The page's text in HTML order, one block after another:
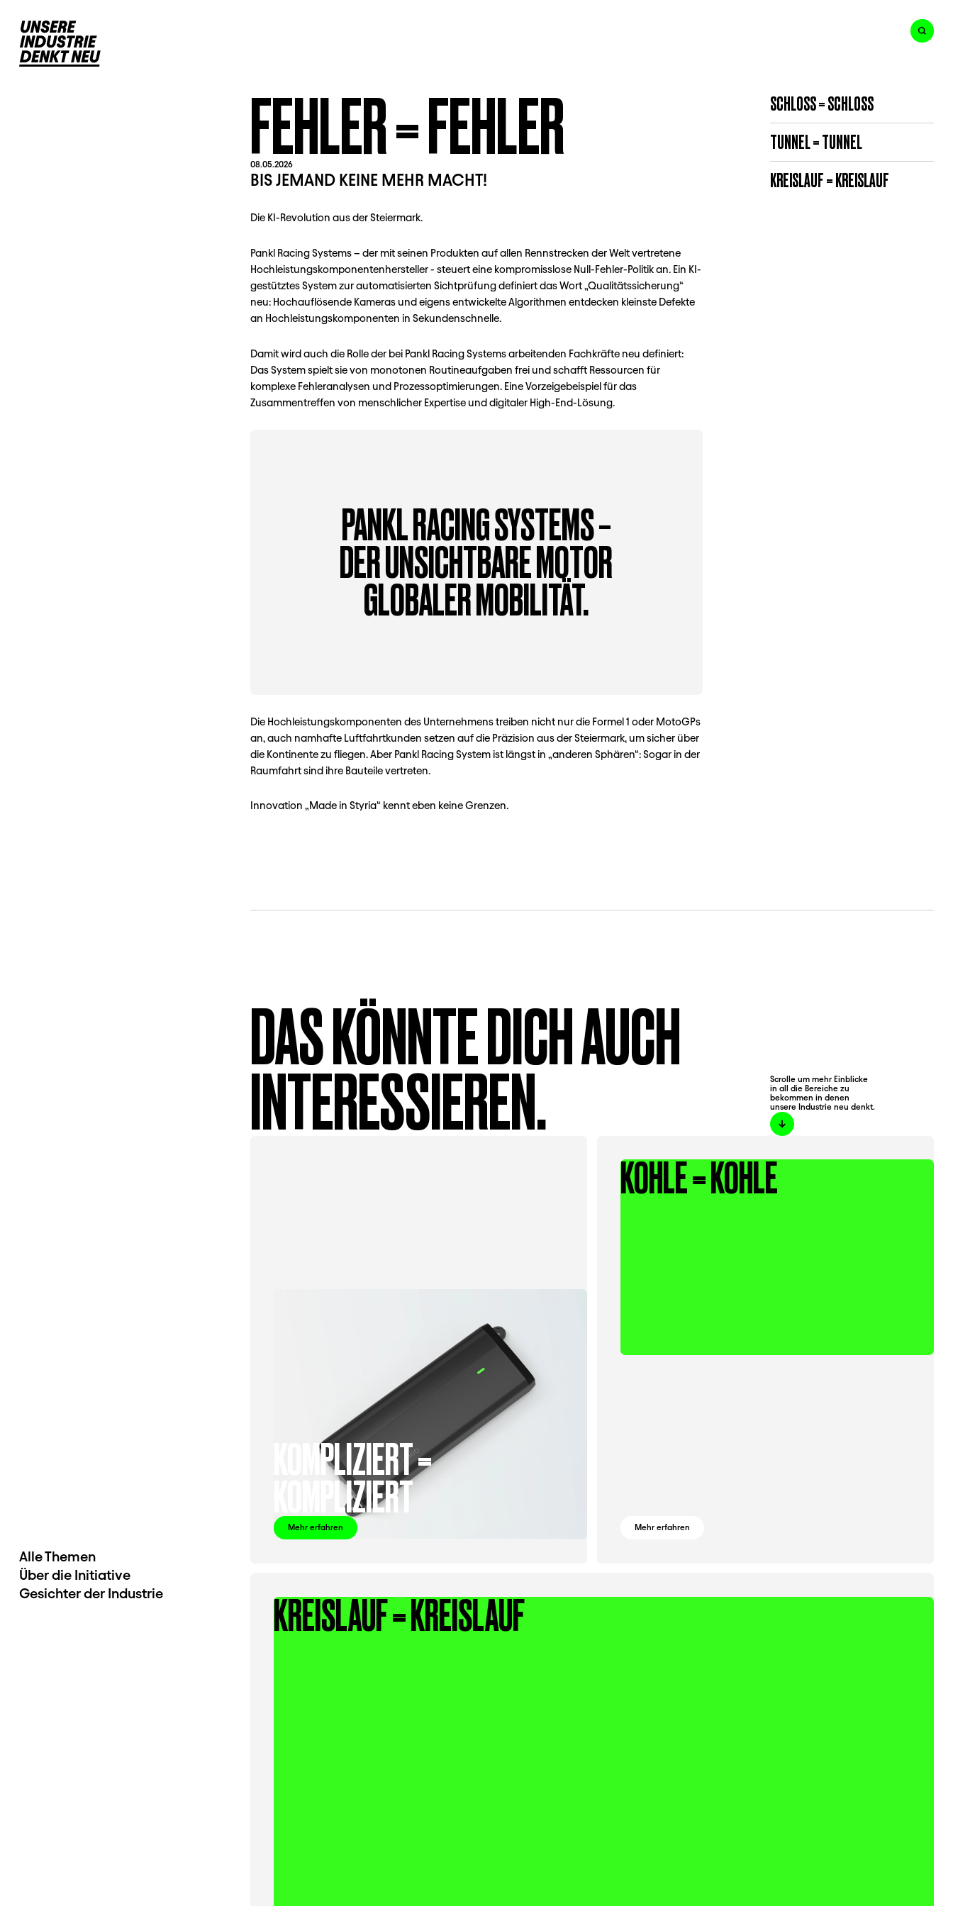
Alle Themen
Über die Initiative
Gesichter der Industrie
FEHLER = FEHLER
08.05.2026
BIS JEMAND KEINE MEHR MACHT!
Die KI-Revolution aus der Steiermark.
Pankl Racing Systems – der mit seinen Produkten auf allen Rennstrecken der Welt vertretene
Hochleistungskomponentenhersteller - steuert eine kompromisslose Null-Fehler-Politik an. Ein KI-
gestütztes System zur automatisierten Sichtprüfung definiert das Wort „Qualitätssicherung“
neu: Hochauflösende Kameras und eigens entwickelte Algorithmen entdecken kleinste Defekte
an Hochleistungskomponenten in Sekundenschnelle.
Damit wird auch die Rolle der bei Pankl Racing Systems arbeitenden Fachkräfte neu definiert:
Das System spielt sie von monotonen Routineaufgaben frei und schafft Ressourcen für
komplexe Fehleranalysen und Prozessoptimierungen. Eine Vorzeigebeispiel für das
Zusammentreffen von menschlicher Expertise und digitaler High-End-Lösung.
PANKL RACING SYSTEMS –
DER UNSICHTBARE MOTOR
GLOBALER MOBILITÄT.
Die Hochleistungskomponenten des Unternehmens treiben nicht nur die Formel 1 oder MotoGPs
an, auch namhafte Luftfahrtkunden setzen auf die Präzision aus der Steiermark, um sicher über
die Kontinente zu fliegen. Aber Pankl Racing System ist längst in „anderen Sphären“: Sogar in der
Raumfahrt sind ihre Bauteile vertreten.
Innovation „Made in Styria“ kennt eben keine Grenzen.
SCHLOSS = SCHLOSS
TUNNEL = TUNNEL
KREISLAUF = KREISLAUF
DAS KÖNNTE DICH AUCH
INTERESSIEREN.
Scrolle um mehr Einblicke
in all die Bereiche zu
bekommen in denen
unsere Industrie neu denkt.
KOMPLIZIERT =
KOMPLIZIERT
Mehr erfahren
KOHLE = KOHLE
Mehr erfahren
KREISLAUF = KREISLAUF